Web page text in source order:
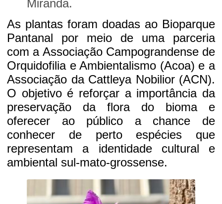
Miranda.
As plantas foram doadas ao Bioparque
Pantanal por meio de uma parceria
com a Associação Campograndense de
Orquidofilia e Ambientalismo (Acoa) e a
Associação da Cattleya Nobilior (ACN).
O objetivo é reforçar a importância da
preservação da flora do bioma e
oferecer ao público a chance de
conhecer de perto espécies que
representam a identidade cultural e
ambiental sul-mato-grossense.